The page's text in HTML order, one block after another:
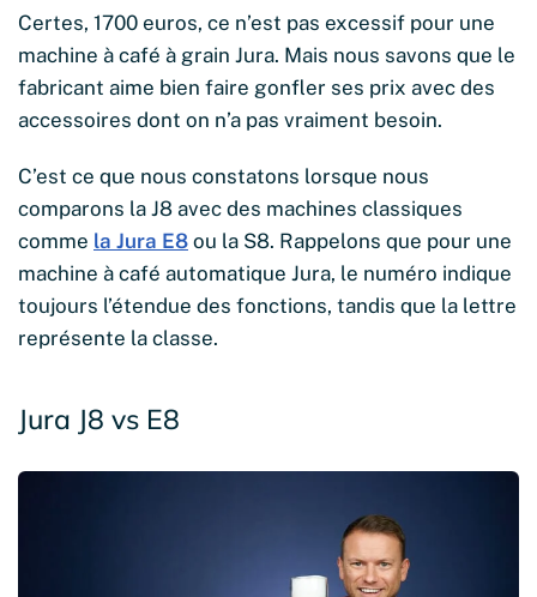
Certes, 1700 euros, ce n’est pas excessif pour une
machine à café à grain Jura. Mais nous savons que le
fabricant aime bien faire gonfler ses prix avec des
accessoires dont on n’a pas vraiment besoin.
C’est ce que nous constatons lorsque nous
comparons la J8 avec des machines classiques
comme la Jura E8 ou la S8. Rappelons que pour une
machine à café automatique Jura, le numéro indique
toujours l’étendue des fonctions, tandis que la lettre
représente la classe.
Jura J8 vs E8